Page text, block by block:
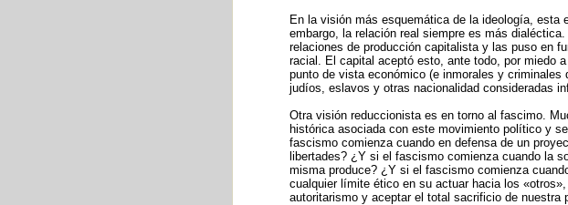
En la visión más esquemática de la ideología, esta
embargo, la relación real siempre es más
relaciones de producción capitalista y las puso en
racial. El capital aceptó esto, ante todo, por miedo
punto de vista económico (e inmorales y
judíos, eslavos y otras nacionalidad consideradas
Otra visión reduccionista es en torno al fascimo.
histórica asociada con este movimiento político y
fascismo comienza cuando en defensa de un
libertades? ¿Y si el fascismo comienza cuando la
misma produce? ¿Y si el fascismo comienza
cualquier límite ético en su actuar hacia los
autoritarismo y aceptar el total sacrificio de nuestra